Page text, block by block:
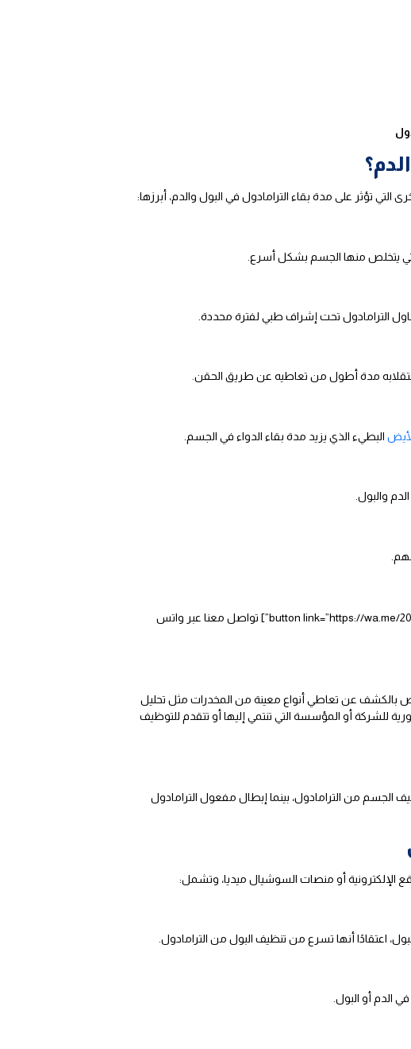
تؤثر على مدة بقاء الترامادول في البول والدم، أبرزها:
يتخلص منها الجسم بشكل أسرع.
الترامادول تحت إشراف طبي لفترة محددة.
مدة أطول من تعاطيه عن طريق الحقن.
البطيء الذي يزيد مدة بقاء الدواء في الجسم.
والبول.
[button link=”tel:01020226226″ type=”big”] اتصل بنا الان[/button] [button link=”https://wa.me/201020226226″ type=”big” color=”green”] تواصل معنا عبر واتس
بالكشف عن تعاطي أنواع معينة من المخدرات مثل تحليل
للشركة أو المؤسسة التي تنتمي إليها أو تتقدم للتوظيف
الجسم من الترامادول، بينما إبطال مفعول الترامادول
الإلكترونية أو منصات السوشيال ميديا، وتشمل:
اعتقادًا أنها تسرع من تنظيف البول من الترامادول.
الدم أو البول.